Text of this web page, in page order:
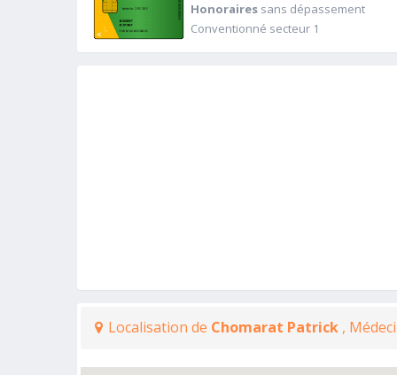
Honorairessans dépassement
Conventionné secteur 1
Localisation de Chomarat Patrick ,